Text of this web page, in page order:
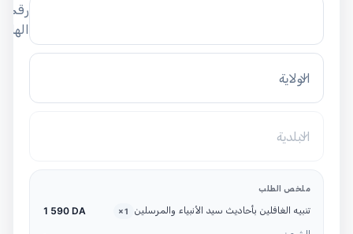
رقم
الولاية
البلدية
ملخص الطلب
تنبيه الغافلين بأحاديث سيد الأنبياء والمرسلين ×1
1 590 DA